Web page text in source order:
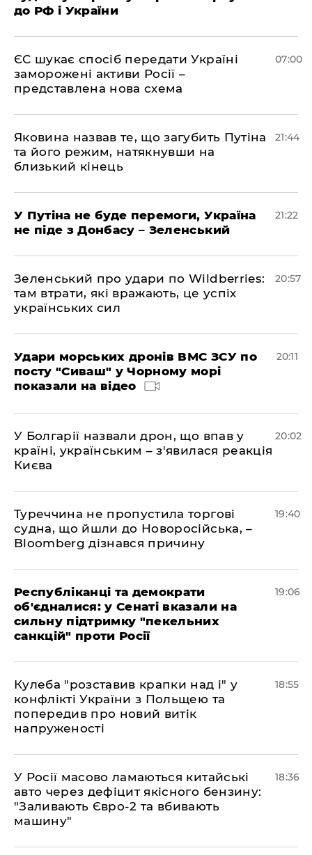
до РФ і України
ЄС шукає спосіб передати Україні
заморожені активи Росії –
представлена ​​нова схема
07:00
Яковина назвав те, що загубить Путіна
та його режим, натякнувши на
близький кінець
21:44
У Путіна не буде перемоги, Україна
не піде з Донбасу – Зеленський
21:22
Зеленський про удари по Wildberries:
там втрати, які вражають, це успіх
українських сил
20:57
Удари морських дронів ВМС ЗСУ по
посту "Сиваш" у Чорному морі
показали на відео
20:11
У Болгарії назвали дрон, що впав у
країні, українським – з'явилася реакція
Києва
20:02
Туреччина не пропустила торгові
судна, що йшли до Новоросійська, –
Bloomberg дізнався причину
19:40
Республіканці та демократи
об'єдналися: у Сенаті вказали на
сильну підтримку "пекельних
санкцій" проти Росії
19:06
Кулеба "розставив крапки над і" у
конфлікті України з Польщею та
попередив про новий витік
напруженості
18:55
У Росії масово ламаються китайські
авто через дефіцит якісного бензину:
"Заливають Євро-2 та вбивають
машину"
18:36